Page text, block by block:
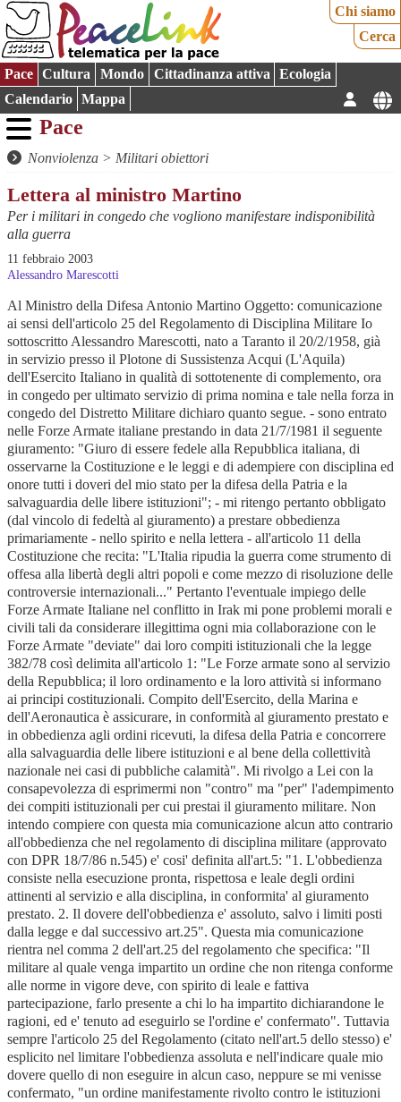
Chi siamo
Cerca
Pace Cultura Mondo Cittadinanza attiva
Ecologia
Calendario
Mappa
Pace
Nonviolenza > Militari obiettori
Lettera al ministro Martino
Per i militari in congedo che vogliono manifestare indisponibilità
alla guerra
11 febbraio 2003
Alessandro Marescotti
Al Ministro della Difesa Antonio Martino Oggetto: comunicazione
ai sensi dell'articolo 25 del Regolamento di Disciplina Militare Io
sottoscritto Alessandro Marescotti, nato a Taranto il 20/2/1958, già
in servizio presso il Plotone di Sussistenza Acqui (L'Aquila)
dell'Esercito Italiano in qualità di sottotenente di complemento, ora
in congedo per ultimato servizio di prima nomina e tale nella forza in
congedo del Distretto Militare dichiaro quanto segue. - sono entrato
nelle Forze Armate italiane prestando in data 21/7/1981 il seguente
giuramento: "Giuro di essere fedele alla Repubblica italiana, di
osservarne la Costituzione e le leggi e di adempiere con disciplina ed
onore tutti i doveri del mio stato per la difesa della Patria e la
salvaguardia delle libere istituzioni"; - mi ritengo pertanto obbligato
(dal vincolo di fedeltà al giuramento) a prestare obbedienza
primariamente - nello spirito e nella lettera - all'articolo 11 della
Costituzione che recita: "L'Italia ripudia la guerra come strumento di
offesa alla libertà degli altri popoli e come mezzo di risoluzione delle
controversie internazionali..." Pertanto l'eventuale impiego delle
Forze Armate Italiane nel conflitto in Irak mi pone problemi morali e
civili tali da considerare illegittima ogni mia collaborazione con le
Forze Armate "deviate" dai loro compiti istituzionali che la legge
382/78 così delimita all'articolo 1: "Le Forze armate sono al servizio
della Repubblica; il loro ordinamento e la loro attività si informano
ai principi costituzionali. Compito dell'Esercito, della Marina e
dell'Aeronautica è assicurare, in conformità al giuramento prestato e
in obbedienza agli ordini ricevuti, la difesa della Patria e concorrere
alla salvaguardia delle libere istituzioni e al bene della collettività
nazionale nei casi di pubbliche calamità". Mi rivolgo a Lei con la
consapevolezza di esprimermi non "contro" ma "per" l'adempimento
dei compiti istituzionali per cui prestai il giuramento militare. Non
intendo compiere con questa mia comunicazione alcun atto contrario
all'obbedienza che nel regolamento di disciplina militare (approvato
con DPR 18/7/86 n.545) e' cosi' definita all'art.5: "1. L'obbedienza
consiste nella esecuzione pronta, rispettosa e leale degli ordini
attinenti al servizio e alla disciplina, in conformita' al giuramento
prestato. 2. Il dovere dell'obbedienza e' assoluto, salvo i limiti posti
dalla legge e dal successivo art.25". Questa mia comunicazione
rientra nel comma 2 dell'art.25 del regolamento che specifica: "Il
militare al quale venga impartito un ordine che non ritenga conforme
alle norme in vigore deve, con spirito di leale e fattiva
partecipazione, farlo presente a chi lo ha impartito dichiarandone le
ragioni, ed e' tenuto ad eseguirlo se l'ordine e' confermato". Tuttavia
sempre l'articolo 25 del Regolamento (citato nell'art.5 dello stesso) e'
esplicito nel limitare l'obbedienza assoluta e nell'indicare quale mio
dovere quello di non eseguire in alcun caso, neppure se mi venisse
confermato, "un ordine manifestamente rivolto contro le istituzioni